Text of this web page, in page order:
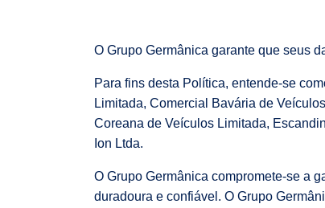
O Grupo Germânica garante que seus
Para fins desta Política, entende-se
Limitada, Comercial Bavária de
Coreana de Veículos Limitada,
Ion Ltda.
O Grupo Germânica compromete-se a
duradoura e confiável. O Grupo